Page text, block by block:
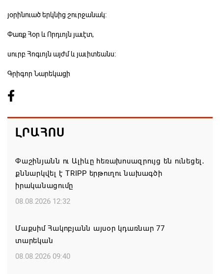
յօրինուած երկնից շուրջանակ:
Փառք Հօր և Որդւոյն յաւէտ,
սուրբ Հոգւոյն այժմ և յաւիտեանս:
Գրիգոր Նարեկացի
ԼՐԱՀՈՍ
Փաշինյանն ու Ալիևը հեռախոսազրույց են ունեցել․
քննարկվել է TRIPP երթուղու նախագծի
իրականացումը
08.08.2026 12:32
Մաքսիմ Հակոբյանն այսօր կդառնար 77
տարեկան
08.08.2026 09:40